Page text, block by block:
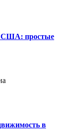
США: простые
в